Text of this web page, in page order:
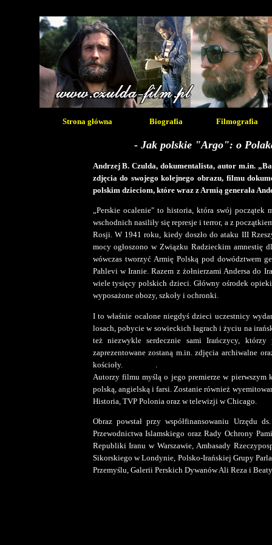
Strona główna Biografia Filmografia
- Jak polskie "Argo": o
Andrzej B. Czulda, dokumentalista, autor m.in.
zdjęcia do swojego kolejnego obrazu, filmu
polskim dzieciom, które wraz z Armią generała
„Perskie ocalenie" to historia, która swój początek
wschodnich nasiliły się represje i terror, a z
Rosji. W 1941 roku, kiedy doszło do ataku III
mocy ogłoszono w Związku Radzieckim amnestię
wówczas tworzyć Armię Polską pod dowództwem
Pahlevi w Iranie. Razem z żołnierzami Andersa do
wiele tysięcy polskich dzieci. Główny ośrodek
wyposażone obozy, szkoły i ochronki.
I to właśnie ocalone niegdyś dzieci uczestnicy
losach, pobycie w sowieckich łagrach i życiu na
też niezwykle serdecznie sami Irańczycy,
zaprezentowane zostaną m.in. zdjęcia archiwalne
kościoły. .
Autorzy filmu myślą o jego premierze w pierwszym
polską, angielską i farsi. Zostanie również
Historia, TVP Polonia oraz w telewizji w Chicago.
Obraz powstał przy współfinansowaniu Urzędu
Przewodnictwa Islamskiego oraz Rady Ochrony
Republiki Iranu w Warszawie, Ambasady
Sikorskiego w Londynie, Polsko-Irańskiej Grupy
Przemyślu, Galerii Perskich Dywanów Ali Reza i